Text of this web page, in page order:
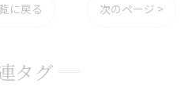
に戻る 次のページ >
タグ